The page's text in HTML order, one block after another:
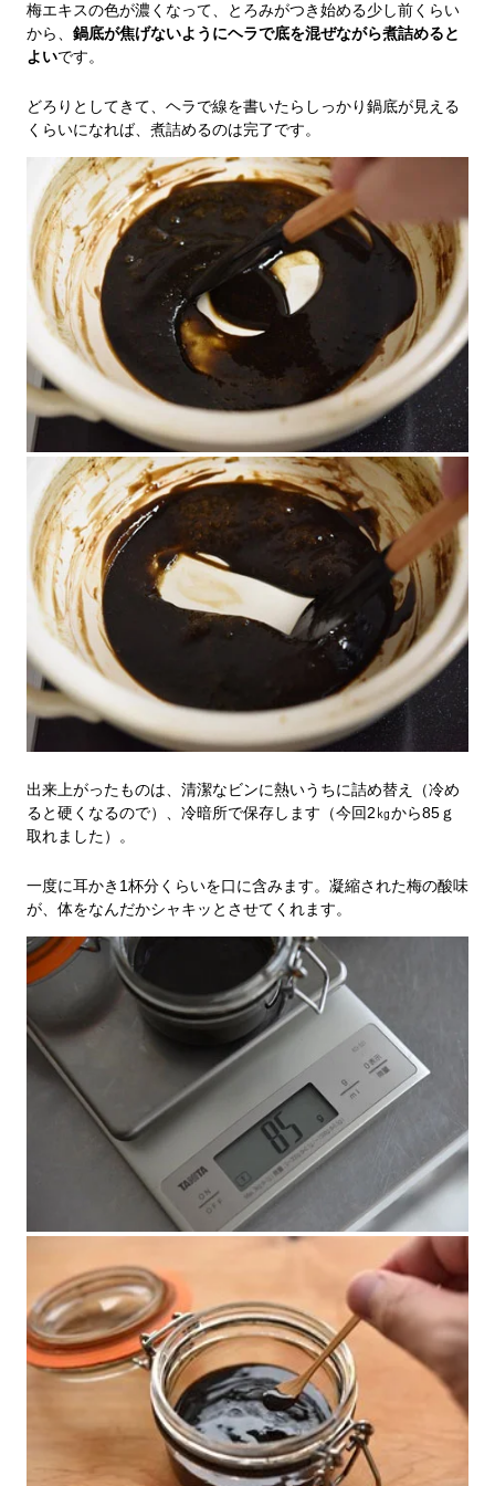
梅エキスの色が濃くなって、とろみがつき始める少し前くらい
から、 鍋底が焦げないようにヘラで底を混ぜながら煮詰めると
よいです。
どろりとしてきて、ヘラで線を書いたらしっかり鍋底が見える
くらいになれば、煮詰めるのは完了です。
出来上がったものは、清潔なビンに熱いうちに詰め替え（冷め
ると硬くなるので）、冷暗所で保存します（今回2㎏から85ｇ
取れました）。
一度に耳かき1杯分くらいを口に含みます。凝縮された梅の酸味
が、体をなんだかシャキッとさせてくれます。